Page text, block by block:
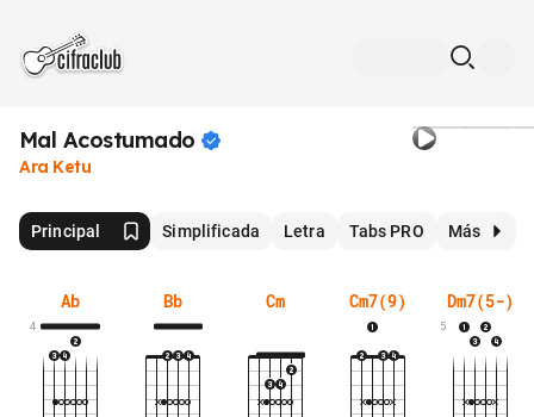
Mal Acostumado
Ara Ketu
Principal Simplificada Letra Tabs PRO Más
Ab
4
Bb Cm Cm7(9) Dm7(5-)
5